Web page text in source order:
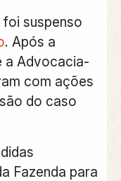
suspenso
. Após a
a Advocacia-
com ações
do caso
Fazenda para